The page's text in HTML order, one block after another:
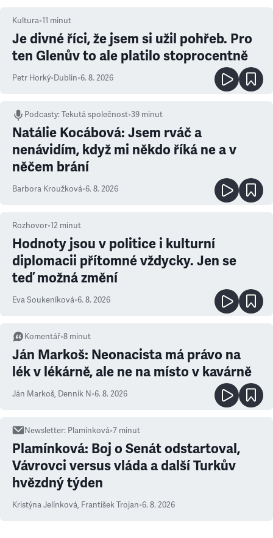
Kultura•11 minut
Je divné říci, že jsem si užil pohřeb. Pro
ten Glenův to ale platilo stoprocentně
Petr Horký•Dublin•6. 8. 2026
Podcasty:Tekutá společnost•39 minut
Natálie Kocábová: Jsem rváč a
nenávidím, když mi někdo říká ne a v
něčem brání
Barbora Kroužková•6. 8. 2026
Rozhovor•12 minut
Hodnoty jsou v politice i kulturní
diplomacii přítomné vždycky. Jen se
teď možná změní
Eva Soukeníková•6. 8. 2026
Komentář•8 minut
Ján Markoš: Neonacista má právo na
lék v lékárně, ale ne na místo v kavárně
Ján Markoš, Denník N•6. 8. 2026
Newsletter: Plamínková•7 minut
Plamínková: Boj o Senát odstartoval,
Vávrovci versus vláda a další Turkův
hvězdný týden
Kristýna Jelínková, František Trojan•6. 8. 2026